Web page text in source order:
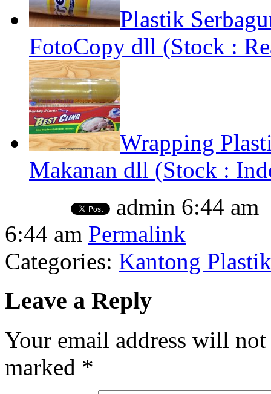
Plastik
FotoCopy dll (Stock :
Wrapping
Makanan dll (Stock :
admin 6:44 am
6:44 am Permalink
Categories: Kantong
Leave a Reply
Your email address will
marked *